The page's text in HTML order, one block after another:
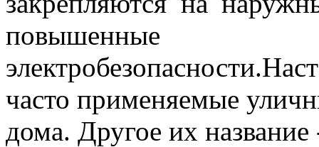
часто применяемые
дома. Другое их